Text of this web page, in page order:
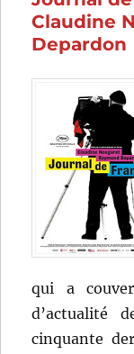
Claudine
Depardon
qui a
d’actualité
cinquante